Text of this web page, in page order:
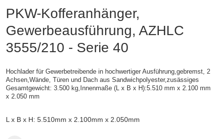
PKW-Kofferanhänger,
Gewerbeausführung, AZHLC
3555/210 - Serie 40
Hochlader für Gewerbetreibende in hochwertiger Ausführung,gebremst, 2
Achsen,Wände, Türen und Dach aus Sandwichpolyester,zusässiges
Gesamtgewicht: 3.500 kg, Innenmaße (L x B x H):5.510 mm x 2.100 mm
x 2.050 mm
L x B x H: 5.510mm x 2.100mm x 2.050mm